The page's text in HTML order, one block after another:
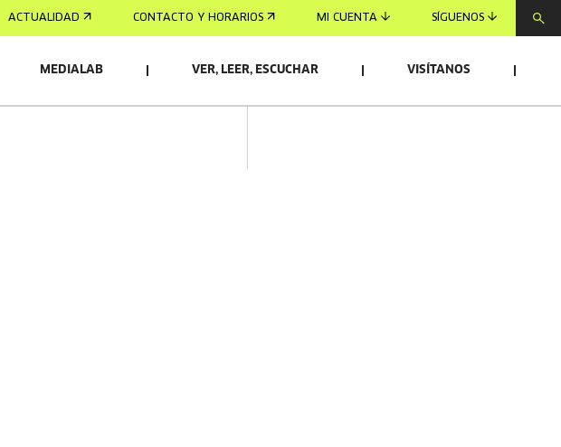
ACTUALIDAD CONTACTO Y HORARIOS MI CUENTA SÍGUENOS
MEDIALAB VER, LEER, ESCUCHAR VISÍTANOS